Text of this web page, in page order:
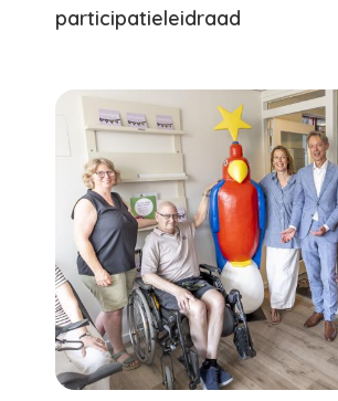
participatieleidraad